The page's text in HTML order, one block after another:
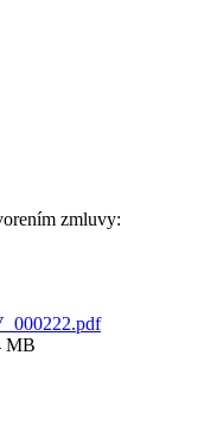
zmluvy:
MB